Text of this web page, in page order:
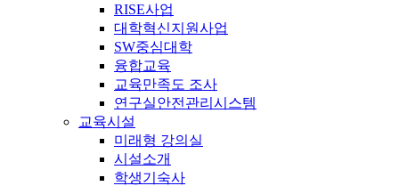
RISE사업
대학혁신지원사업
SW중심대학
융합교육
교육만족도 조사
연구실안전관리시스템
교육시설
미래형 강의실
시설소개
학생기숙사